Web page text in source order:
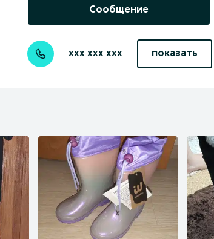
Сообщение
xxx xxx xxx показать